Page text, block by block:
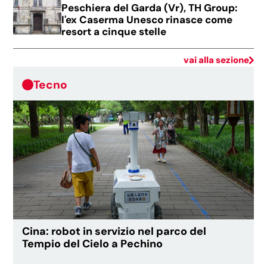
Peschiera del Garda (Vr), TH Group:
l'ex Caserma Unesco rinasce come
resort a cinque stelle
vai alla sezione
Tecno
Cina: robot in servizio nel parco del
Tempio del Cielo a Pechino